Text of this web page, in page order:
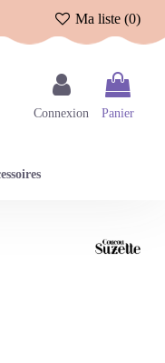
Ma liste (0)
Connexion Panier